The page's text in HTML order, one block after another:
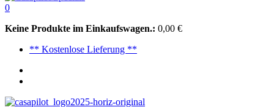
0
Keine Produkte im Einkaufswagen.: 0,00 €
** Kostenlose Lieferung **